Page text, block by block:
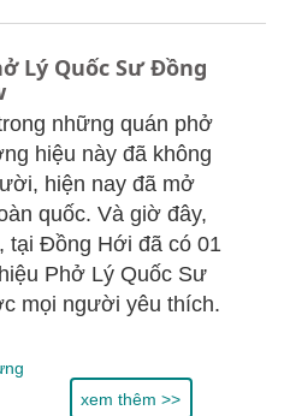
Lý Quốc Sư Đồng
những quán phở
hiệu này đã không
hiện nay đã mở
quốc. Và giờ đây,
tại Đồng Hới đã có 01
Phở Lý Quốc Sư
mọi người yêu thích.
xem thêm >>